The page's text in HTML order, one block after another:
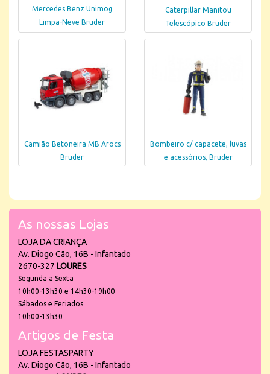
Mercedes Benz Unimog
Limpa-Neve Bruder
Caterpillar Manitou
Telescópico Bruder
Camião Betoneira MB Arocs
Bruder
Bombeiro c/ capacete, luvas
e acessórios, Bruder
As nossas Lojas
LOJA DA CRIANÇA
Av. Diogo Cão, 16B - Infantado
2670-327 LOURES
Segunda a Sexta
10h00-13h30 e 14h30-19h00
Sábados e Feriados
10h00-13h30
Artigos de Festa
LOJA FESTASPARTY
Av. Diogo Cão, 16B - Infantado